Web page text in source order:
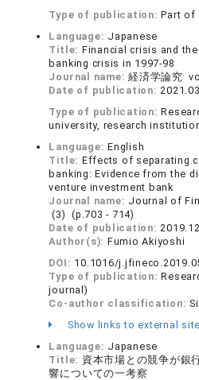
Type of publication:Part of
Language: Japanese
Title: Financial crisis and
banking crisis in 1997-98
Journal name:経済学論究
Date of publication:2021.03
Type of publication:
university, research
Language:English
Title: Effects of separating
banking: Evidence from the
venture investment bank
Journal name: Journal of
(3) (p.703 - 714)
Date of publication:2019.12
Author(s): Fumio Akiyoshi
DOI: 10.1016/
Type of publication:
journal)
Co-author classification:
Show links to external
Language: Japanese
Title: 資本市場との競争が銀
響についての一考察